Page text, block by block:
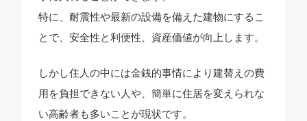
特に、耐震性や最新の設備を備えた建物にするこ
とで、安全性と利便性、資産価値が向上します。
しかし住人の中には金銭的事情により建替えの費
用を負担できない人や、簡単に住居を変えられな
い高齢者も多いことが現状です。